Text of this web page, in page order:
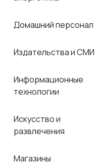
Домашний персонал
Издательства и СМИ
Информационные
технологии
Искусство и
развлечения
Магазины